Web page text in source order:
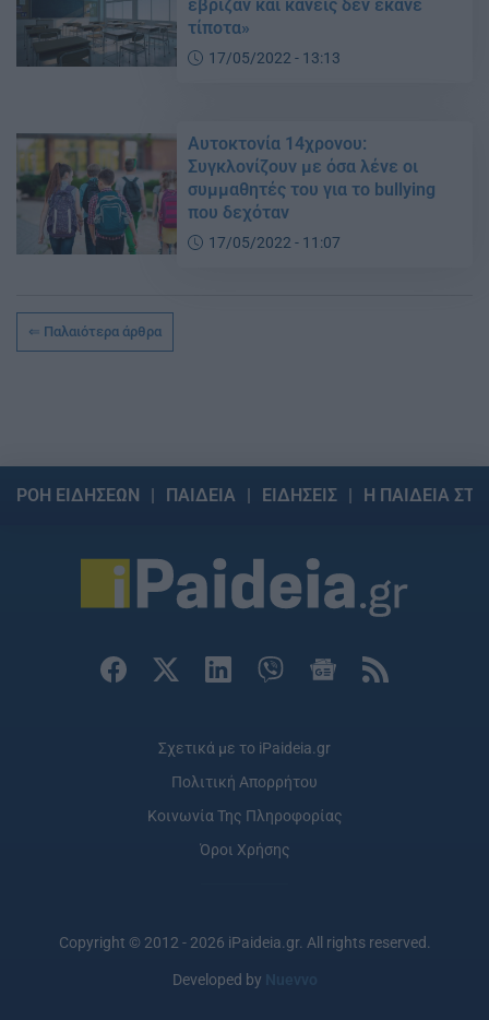
έβριζαν και κανείς δεν έκανε
τίποτα»
17/05/2022 - 13:13
Αυτοκτονία 14χρονου:
Συγκλονίζουν με όσα λένε οι
συμμαθητές του για το bullying
που δεχόταν
17/05/2022 - 11:07
Παλαιότερα άρθρα
ΡΟΗ ΕΙΔΗΣΕΩΝ ΠΑΙΔΕΙΑ ΕΙΔΗΣΕΙΣ Η ΠΑΙΔΕΙΑ
Σχετικά με το iPaideia.gr
Πολιτική Απορρήτου
Κοινωνία Της Πληροφορίας
Όροι Χρήσης
Copyright © 2012 - 2026 iPaideia.gr. All rights reserved.
Developed by